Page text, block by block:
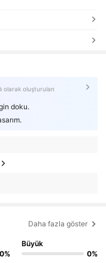
olarak oluşturulan
doku.
Daha fazla göster
Büyük
0%